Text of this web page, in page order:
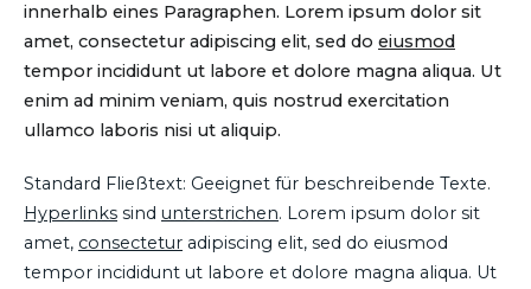
innerhalb eines Paragraphen. Lorem ipsum dolor sit
amet, consectetur adipiscing elit, sed do eiusmod
tempor incididunt ut labore et dolore magna aliqua. Ut
enim ad minim veniam, quis nostrud exercitation
ullamco laboris nisi ut aliquip.
Standard Fließtext: Geeignet für beschreibende Texte.
Hyperlinks sind unterstrichen. Lorem ipsum dolor sit
amet, consectetur adipiscing elit, sed do eiusmod
tempor incididunt ut labore et dolore magna aliqua. Ut